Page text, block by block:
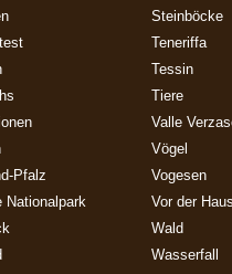
Pfalz
Nationalpark
Steinböcke
Teneriffa
Tessin
Tiere
Valle
Vögel
Vogesen
Vor der
Wald
Wasserfall